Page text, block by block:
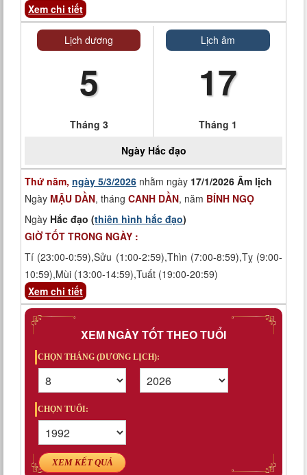
Xem chi tiết
Lịch dương
5
Tháng 3
Lịch âm
17
Tháng 1
Ngày Hắc đạo
Thứ năm, ngày 5/3/2026 nhằm ngày 17/1/2026 Âm lịch
Ngày MẬU DẦN, tháng CANH DẦN, năm BÍNH NGỌ
Ngày Hắc đạo (thiên hình hắc đạo)
GIỜ TỐT TRONG NGÀY :
Tí (23:00-0:59),Sửu (1:00-2:59),Thìn (7:00-8:59),Tỵ (9:00-
10:59),Mùi (13:00-14:59),Tuất (19:00-20:59)
Xem chi tiết
XEM NGÀY TỐT THEO TUỔI
CHỌN THÁNG (DƯƠNG LỊCH):
CHỌN TUỔI:
XEM KẾT QUẢ